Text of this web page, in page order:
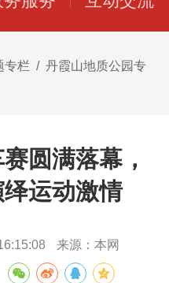
专栏 / 丹霞山地质公园专
圆满落幕，
运动激情
来源： 本网